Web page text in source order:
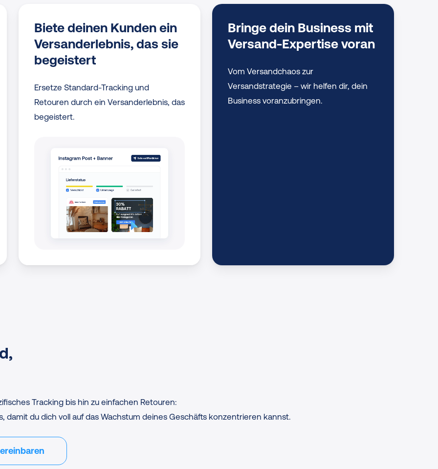
Biete deinen Kunden ein
Versanderlebnis, das sie
begeistert
Ersetze Standard-Tracking und
Retouren durch ein Versanderlebnis, das
begeistert.
Bringe dein Business mit
Versand-Expertise voran
Vom Versandchaos zur
Versandstrategie – wir helfen dir, dein
Business voranzubringen.
Tracking bis hin zu einfachen Retouren:
damit du dich voll auf das Wachstum deines Geschäfts konzentrieren kannst.